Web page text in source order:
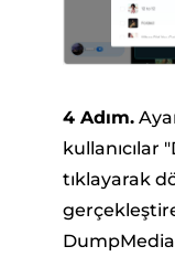
4 Adım.
kullanıcılar
tıklayarak
DumpMedia